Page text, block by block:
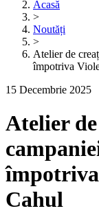
Acasă
>
Noutăți
>
Atelier de
împotriva
15 Decembrie 2025
Atelier
Cahul